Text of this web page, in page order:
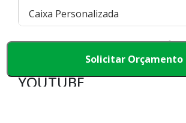
Solicitar Orçamento
Caixa Personalizada
VEJA ALGUMAS
PAPELÃO ONDULADO
YOUTUBE